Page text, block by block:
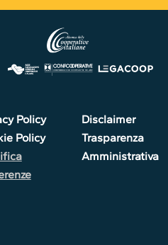
Policy
Policy
Disclaimer
Trasparenza
Amministrativa